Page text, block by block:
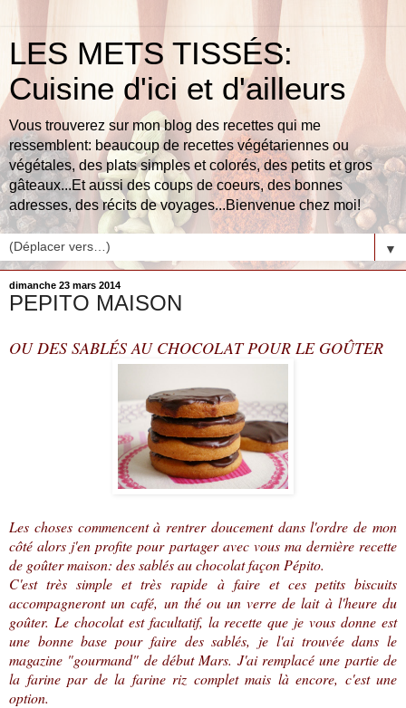
LES METS TISSÉS:
Cuisine d'ici et d'ailleurs
Vous trouverez sur mon blog des recettes qui me
ressemblent: beaucoup de recettes végétariennes ou
végétales, des plats simples et colorés, des petits et gros
gâteaux...Et aussi des coups de coeurs, des bonnes
adresses, des récits de voyages...Bienvenue chez moi!
▼
dimanche 23 mars 2014
PEPITO MAISON
OU DES SABLÉS AU CHOCOLAT POUR LE GOÛTER
Les choses commencent à rentrer doucement dans l'ordre de mon
côté alors j'en profite pour partager avec vous ma dernière recette
de goûter maison: des sablés au chocolat façon Pépito.
C'est très simple et très rapide à faire et ces petits biscuits
accompagneront un café, un thé ou un verre de lait à l'heure du
goûter. Le chocolat est facultatif, la recette que je vous donne est
une bonne base pour faire des sablés, je l'ai trouvée dans le
magazine "gourmand" de début Mars. J'ai remplacé une partie de
la farine par de la farine riz complet mais là encore, c'est une
option.